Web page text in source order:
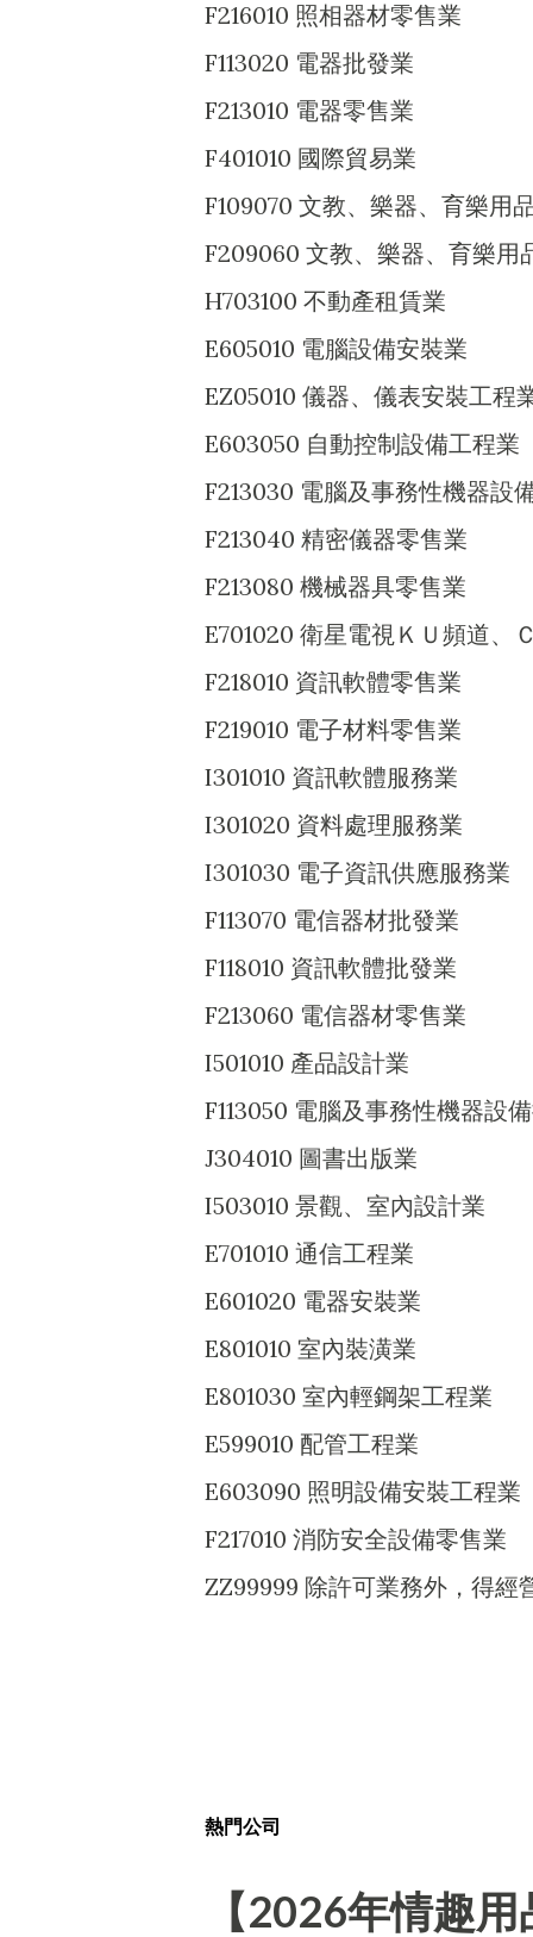
F216010 照相器材零售業
F113020 電器批發業
F213010 電器零售業
F401010 國際貿易業
F109070 文教、樂器、育樂用
F209060 文教、樂器、育樂用
H703100 不動產租賃業
E605010 電腦設備安裝業
EZ05010 儀器、儀表安裝工程
E603050 自動控制設備工程業
F213030 電腦及事務性機器設
F213040 精密儀器零售業
F213080 機械器具零售業
E701020 衛星電視ＫＵ頻道、
F218010 資訊軟體零售業
F219010 電子材料零售業
I301010 資訊軟體服務業
I301020 資料處理服務業
I301030 電子資訊供應服務業
F113070 電信器材批發業
F118010 資訊軟體批發業
F213060 電信器材零售業
I501010 產品設計業
F113050 電腦及事務性機器設
J304010 圖書出版業
I503010 景觀、室內設計業
E701010 通信工程業
E601020 電器安裝業
E801010 室內裝潢業
E801030 室內輕鋼架工程業
E599010 配管工程業
E603090 照明設備安裝工程業
F217010 消防安全設備零售業
ZZ99999 除許可業務外，得經
熱門公司
【2026年情趣